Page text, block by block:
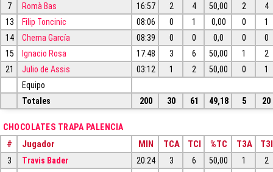
7
Romà Bas 16:57 2 4 50,00 2
4
13
Filip Toncinic 08:06 0 1 0,00 0
1
14
Chema García 08:39 0 0 0,0 0
0
15
Ignacio Rosa 17:48 3 6 50,00 1
2
21
Julio de Assis 03:12 1 2 50,00 0
1
Equipo
Totales
200 30 61 49,18 5 20
CHOCOLATES TRAPA PALENCIA
# Jugador MIN TCA TCI %TC T3A T3I
3 Travis Bader 20:24 3 6 50,00 1
2